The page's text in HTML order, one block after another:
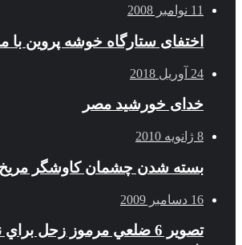
11 نوامبر 2008
اختفای ستارگاه خوشه پروین با
24 آوریل 2018
خدای خورشید مصر
8 ژانویه 2010
بسته شدن چشمان کاوشگر مريخ
16 دسامبر 2009
تصوير 6 ضلعي مرموز زحل